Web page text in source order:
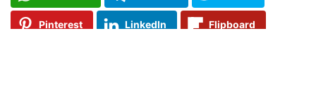
Pinterest LinkedIn Flipboard